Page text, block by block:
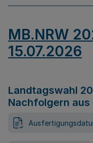
MB.NRW
15.07.2026
Landtagswahl
Nachfolgern